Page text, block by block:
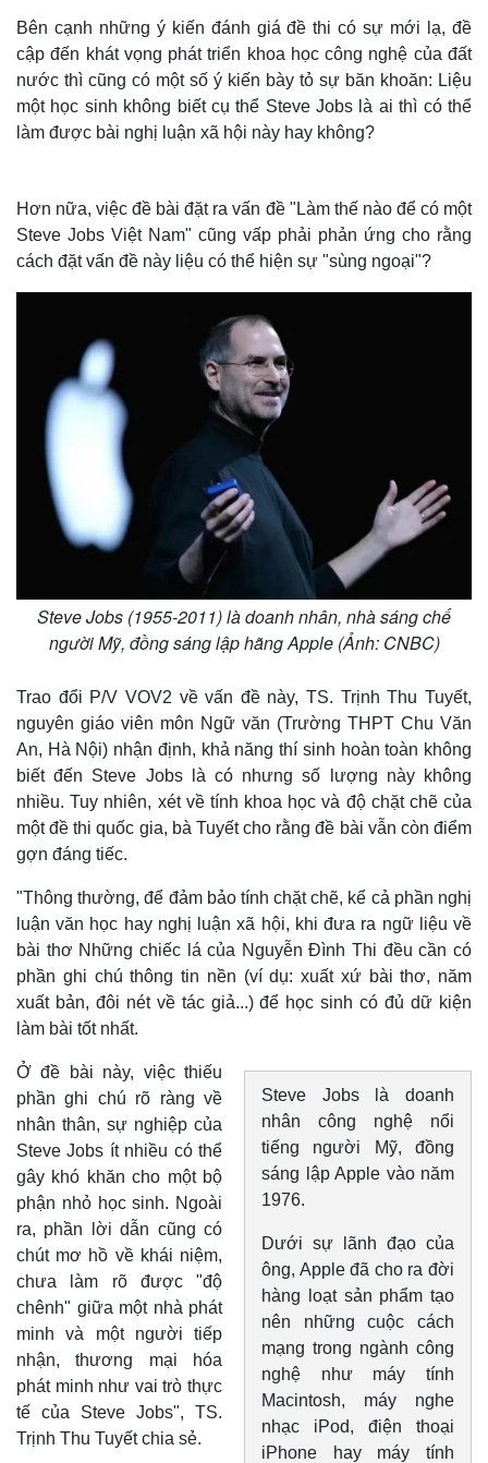
Thế giới
Quan sát
Cuộc sống đó đây
Hồ sơ
Multimedia
Video
Ảnh
E-Magazine
Infographic
Bên cạnh những ý kiến đánh giá đề thi có sự mới lạ, đề
cập đến khát vọng phát triển khoa học công nghệ của đất
nước thì cũng có một số ý kiến bày tỏ sự băn khoăn: Liệu
một học sinh không biết cụ thể Steve Jobs là ai thì có thể
làm được bài nghị luận xã hội này hay không?
Hơn nữa, việc đề bài đặt ra vấn đề "Làm thế nào để có một
Steve Jobs Việt Nam" cũng vấp phải phản ứng cho rằng
cách đặt vấn đề này liệu có thể hiện sự "sùng ngoại"?
Steve Jobs (1955-2011) là doanh nhân, nhà sáng chế
người Mỹ, đồng sáng lập hãng Apple (Ảnh: CNBC)
Trao đổi P/V VOV2 về vấn đề này, TS. Trịnh Thu Tuyết,
nguyên giáo viên môn Ngữ văn (Trường THPT Chu Văn
An, Hà Nội) nhận định, khả năng thí sinh hoàn toàn không
biết đến Steve Jobs là có nhưng số lượng này không
nhiều. Tuy nhiên, xét về tính khoa học và độ chặt chẽ của
một đề thi quốc gia, bà Tuyết cho rằng đề bài vẫn còn điểm
gợn đáng tiếc.
"Thông thường, để đảm bảo tính chặt chẽ, kể cả phần nghị
luận văn học hay nghị luận xã hội, khi đưa ra ngữ liệu về
bài thơ Những chiếc lá của Nguyễn Đình Thi đều cần có
phần ghi chú thông tin nền (ví dụ: xuất xứ bài thơ, năm
xuất bản, đôi nét về tác giả...) để học sinh có đủ dữ kiện
làm bài tốt nhất.
Steve Jobs là doanh
nhân công nghệ nổi
tiếng người Mỹ, đồng
sáng lập Apple vào năm
1976.
Dưới sự lãnh đạo của
ông, Apple đã cho ra đời
hàng loạt sản phẩm tạo
nên những cuộc cách
mạng trong ngành công
nghệ như máy tính
Macintosh, máy nghe
nhạc iPod, điện thoại
iPhone hay máy tính
Ở đề bài này, việc thiếu
phần ghi chú rõ ràng về
nhân thân, sự nghiệp của
Steve Jobs ít nhiều có thể
gây khó khăn cho một bộ
phận nhỏ học sinh. Ngoài
ra, phần lời dẫn cũng có
chút mơ hồ về khái niệm,
chưa làm rõ được "độ
chênh" giữa một nhà phát
minh và một người tiếp
nhận, thương mại hóa
phát minh như vai trò thực
tế của Steve Jobs", TS.
Trịnh Thu Tuyết chia sẻ.